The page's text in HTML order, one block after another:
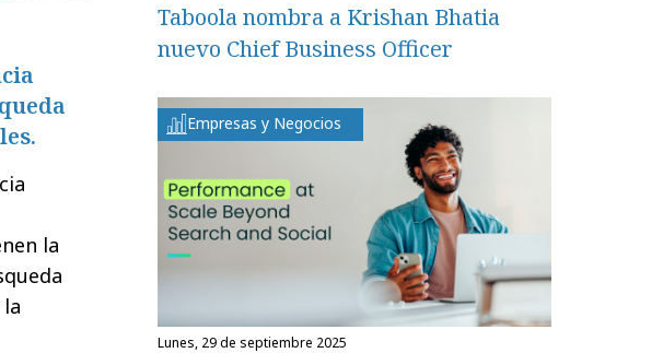
la
Taboola nombra a Krishan Bhatia
nuevo Chief Business Officer
Empresas y Negocios
lunes, 29 de septiembre 2025